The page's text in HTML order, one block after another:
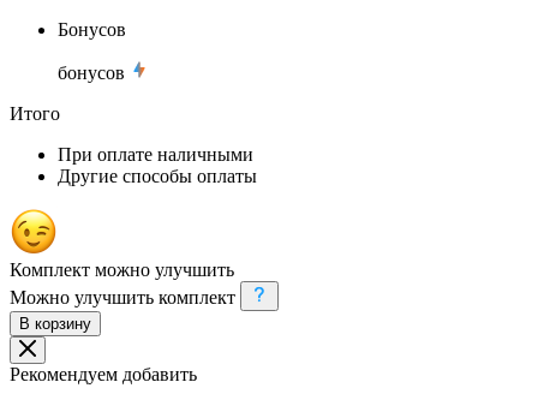
Бонусов
бонусов
Итого
При оплате наличными
Другие способы оплаты
Комплект можно улучшить
Можно улучшить комплект
В корзину
Рекомендуем добавить